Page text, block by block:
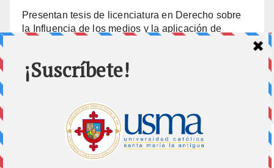
Presentan tesis de licenciatura en Derecho sobre
la Influencia de los medios y la aplicación de